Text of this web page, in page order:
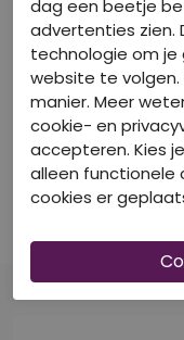
40-50-60% korting
CITYLIFE
Z10675/LW93357 MOS
Tops korte mouw
€ 19,99
dag een beetje
advertenties zien.
technologie om je
website te
manier. Meer
cookie- en
accepteren. Kies
alleen functionele
cookies er